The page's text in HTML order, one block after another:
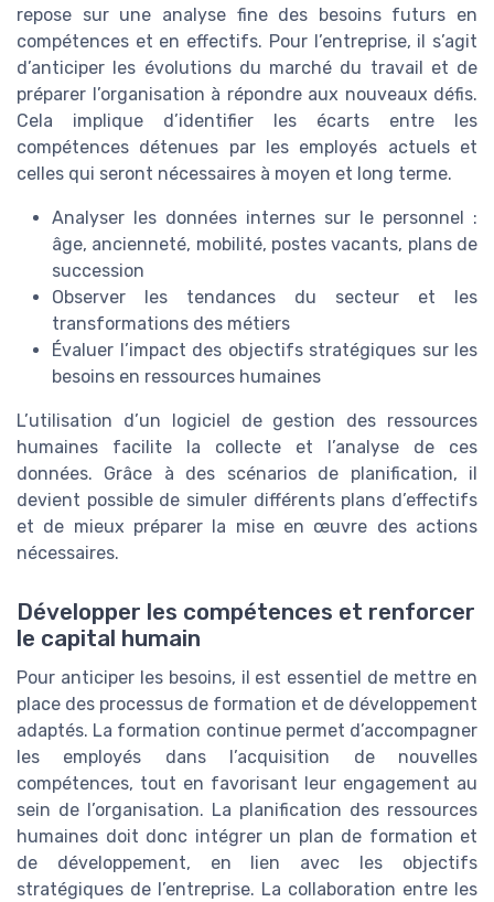
repose sur une analyse fine des besoins futurs en
compétences et en effectifs. Pour l’entreprise, il s’agit
d’anticiper les évolutions du marché du travail et de
préparer l’organisation à répondre aux nouveaux défis.
Cela implique d’identifier les écarts entre les
compétences détenues par les employés actuels et
celles qui seront nécessaires à moyen et long terme.
Analyser les données internes sur le personnel :
âge, ancienneté, mobilité, postes vacants, plans de
succession
Observer les tendances du secteur et les
transformations des métiers
Évaluer l’impact des objectifs stratégiques sur les
besoins en ressources humaines
L’utilisation d’un logiciel de gestion des ressources
humaines facilite la collecte et l’analyse de ces
données. Grâce à des scénarios de planification, il
devient possible de simuler différents plans d’effectifs
et de mieux préparer la mise en œuvre des actions
nécessaires.
Développer les compétences et renforcer
le capital humain
Pour anticiper les besoins, il est essentiel de mettre en
place des processus de formation et de développement
adaptés. La formation continue permet d’accompagner
les employés dans l’acquisition de nouvelles
compétences, tout en favorisant leur engagement au
sein de l’organisation. La planification des ressources
humaines doit donc intégrer un plan de formation et
de développement, en lien avec les objectifs
stratégiques de l’entreprise. La collaboration entre les